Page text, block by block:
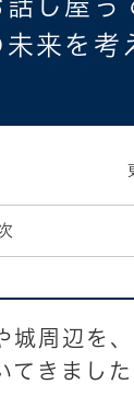
話し屋
未来を考
城周辺を
てきました